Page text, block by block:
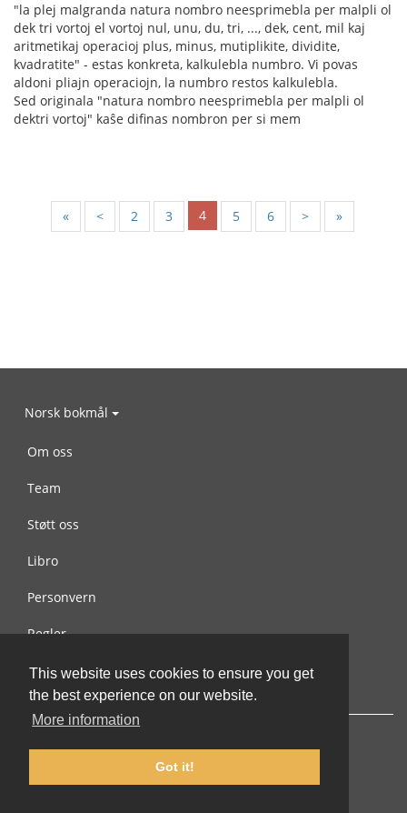
This website uses cookies to ensure you get
the best experience on our website.
More information
Got it!
"la plej malgranda natura nombro neesprimebla per malpli ol
dek tri vortoj el vortoj nul, unu, du, tri, ..., dek, cent, mil kaj
aritmetikaj operacioj plus, minus, mutiplikite, dividite,
kvadratite" - estas konkreta, kalkulebla numbro. Vi povas
aldoni pliajn operaciojn, la numbro restos kalkulebla.
Sed originala "natura nombro neesprimebla per malpli ol
dektri vortoj" kaŝe difinas nombron per si mem
« < 2 3 4 5 6 > »
Norsk bokmål
Om oss
Team
Støtt oss
Libro
Personvern
Regler
Kontakt oss
© 2002-2026 lernu.net |Impressum